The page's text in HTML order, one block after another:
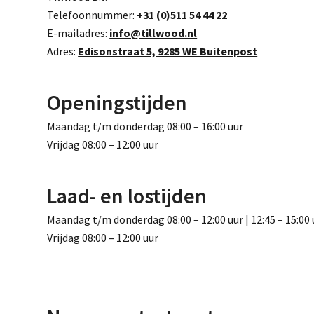
Telefoonnummer: +31 (0)511 54 44 22
E-mailadres: info@tillwood.nl
Adres: Edisonstraat 5, 9285 WE Buitenpost
Openingstijden
Maandag t/m donderdag 08:00 – 16:00 uur
Vrijdag 08:00 – 12:00 uur
Laad- en lostijden
Maandag t/m donderdag 08:00 – 12:00 uur | 12:45 – 15:00
Vrijdag 08:00 – 12:00 uur